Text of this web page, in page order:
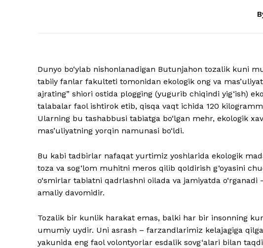
Dunyo bo‘ylab nishonlanadigan Butunjahon tozalik kuni
tabiiy fanlar fakulteti tomonidan ekologik ong va
ajrating” shiori ostida plogging (yugurib chiqindi yig‘ish)
talabalar faol ishtirok etib, qisqa vaqt ichida 120
Ularning bu tashabbusi tabiatga bo‘lgan mehr, ekologik
mas’uliyatning yorqin namunasi bo‘ldi.
Bu kabi tadbirlar nafaqat yurtimiz yoshlarida ekologik
toza va sog‘lom muhitni meros qilib qoldirish g‘oyasini
o‘smirlar tabiatni qadrlashni oilada va jamiyatda
amaliy davomidir.
Tozalik bir kunlik harakat emas, balki har bir insonning
umumiy uydir. Uni asrash – farzandlarimiz kelajagiga
yakunida eng faol volontyorlar esdalik sovg‘alari bilan